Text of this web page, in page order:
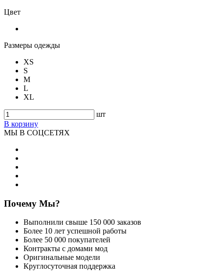
Цвет
Размеры одежды
XS
S
M
L
XL
шт
В корзину
МЫ В СОЦСЕТЯХ
Почему Мы?
Выполнили свыше 150 000 заказов
Более 10 лет успешной работы
Более 50 000 покупателей
Контракты с домами мод
Оригинальные модели
Круглосуточная поддержка